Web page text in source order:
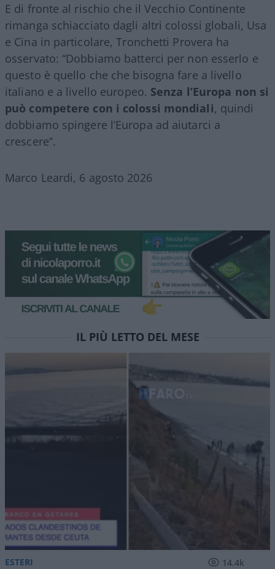
E di fronte al rischio che il Vecchio Continente
rimanga schiacciato dagli altri colossi globali, Usa
e Cina in particolare, Tronchetti Provera ha
osservato: “Dobbiamo batterci per non esserlo e
questo è quello che che bisogna fare a livello
italiano e a livello europeo. Senza l’Europa non si
può competere con i colossi mondiali, quindi
dobbiamo spingere l’Europa ad aiutarci a
crescere”.
Marco Leardi, 6 agosto 2026
IL PIÙ LETTO DEL MESE
ESTERI 14.4k